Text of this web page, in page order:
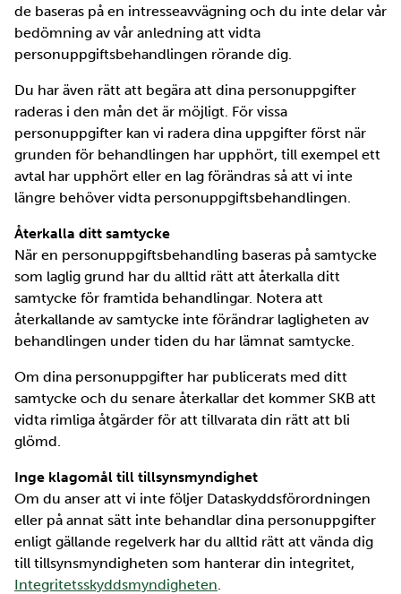
de baseras på en intresseavvägning och du inte delar vår
bedömning av vår anledning att vidta
personuppgiftsbehandlingen rörande dig.
Du har även rätt att begära att dina personuppgifter
raderas i den mån det är möjligt. För vissa
personuppgifter kan vi radera dina uppgifter först när
grunden för behandlingen har upphört, till exempel ett
avtal har upphört eller en lag förändras så att vi inte
längre behöver vidta personuppgiftsbehandlingen.
Återkalla ditt samtycke
När en personuppgiftsbehandling baseras på samtycke
som laglig grund har du alltid rätt att återkalla ditt
samtycke för framtida behandlingar. Notera att
återkallande av samtycke inte förändrar lagligheten av
behandlingen under tiden du har lämnat samtycke.
Om dina personuppgifter har publicerats med ditt
samtycke och du senare återkallar det kommer SKB att
vidta rimliga åtgärder för att tillvarata din rätt att bli
glömd.
Inge klagomål till tillsynsmyndighet
Om du anser att vi inte följer Dataskyddsförordningen
eller på annat sätt inte behandlar dina personuppgifter
enligt gällande regelverk har du alltid rätt att vända dig
till tillsynsmyndigheten som hanterar din integritet,
Integritetsskyddsmyndigheten.